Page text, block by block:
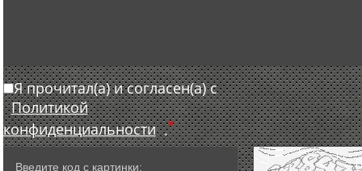
Я прочитал(а) и согласен(а) с
Политикой
конфиденциальности .*